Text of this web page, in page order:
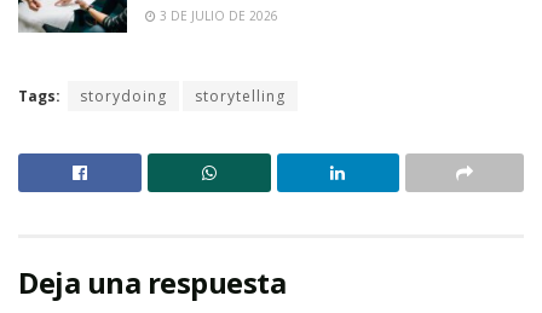
3 DE JULIO DE 2026
Tags: storydoing storytelling
Deja una respuesta